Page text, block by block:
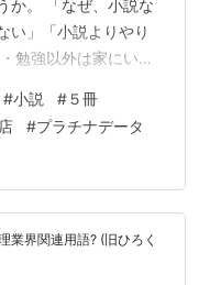
か。 「なぜ、小説な
い」「小説よりやり
勉強以外は家にいる
にそうでしょうか。
す。 それを聞いた
んだきっかけでそ
、現代社会にもつな
で、梅雨におすすめ
#小説 #５冊
#プラチナデータ
業界関連用語? (旧ひろく